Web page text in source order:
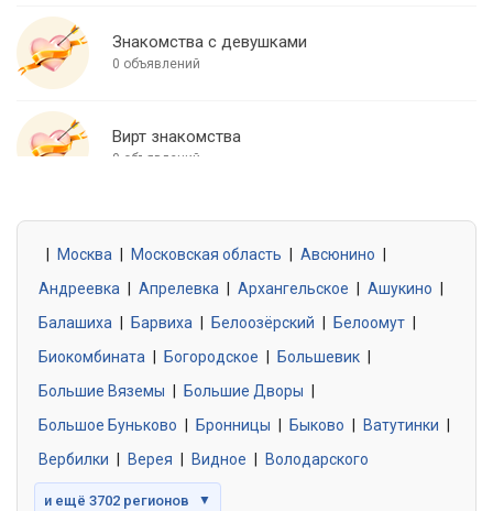
Знакомства с девушками
0 объявлений
Вирт знакомства
0 объявлений
0 объявлений
Знакомства без обязательств
0 объявлений
Москва Московская область Авсюнино
Андреевка
Апрелевка Архангельское Ашукино
Балашиха
Барвиха Белоозёрский Белоомут
Биокомбината
Богородское Большевик
Большие Вяземы
Большие Дворы
Большое Буньково
Бронницы Быково Ватутинки
Вербилки
Верея Видное Володарского
и ещё 3702 регионов ▼